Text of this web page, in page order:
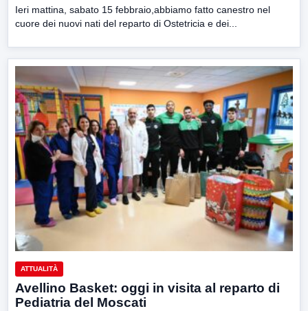
Ieri mattina, sabato 15 febbraio,abbiamo fatto canestro nel
cuore dei nuovi nati del reparto di Ostetricia e dei...
ATTUALITÀ
Avellino Basket: oggi in visita al reparto di
Pediatria del Moscati